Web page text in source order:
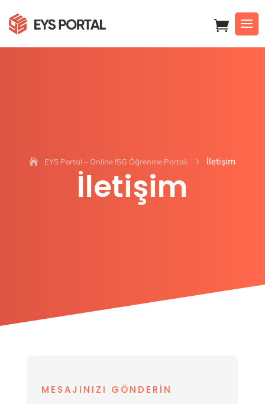
EYS Portal – Online İSG Öğrenme Portalı 5 İletişim
İletişim
MESAJINIZI GÖNDERIN